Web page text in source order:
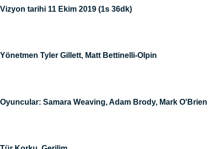
Vizyon tarihi 11 Ekim 2019 (1s 36dk)
Yönetmen Tyler Gillett, Matt Bettinelli-Olpin
Oyuncular: Samara Weaving, Adam Brody, Mark O'Brien